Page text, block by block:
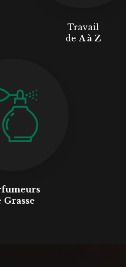
Travail
de A à Z
Grasse